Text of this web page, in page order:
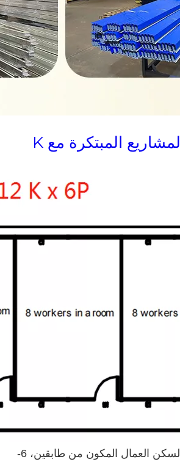
التطبيقات والمشاريع المبتكرة مع K
التصميم الأساسي لسكن العمال المكون من طابقين، 6-